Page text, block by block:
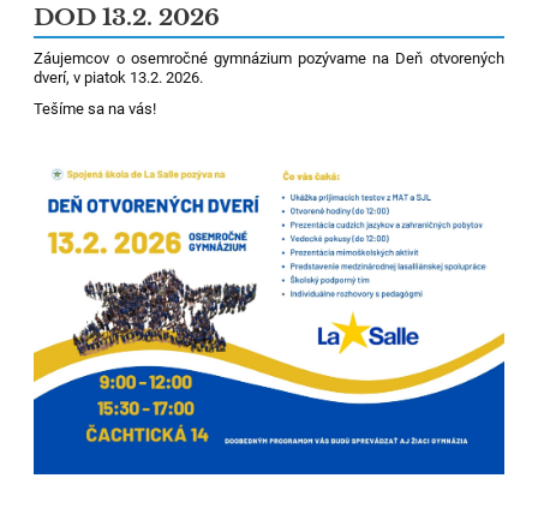
DOD 13.2. 2026
Záujemcov o osemročné gymnázium pozývame na Deň otvorených
dverí, v piatok 13.2. 2026.
Tešíme sa na vás!